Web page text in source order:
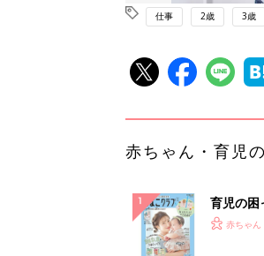
仕事 2歳 3歳
赤ちゃん・育児
育児の困
『ひよ
赤ちゃん